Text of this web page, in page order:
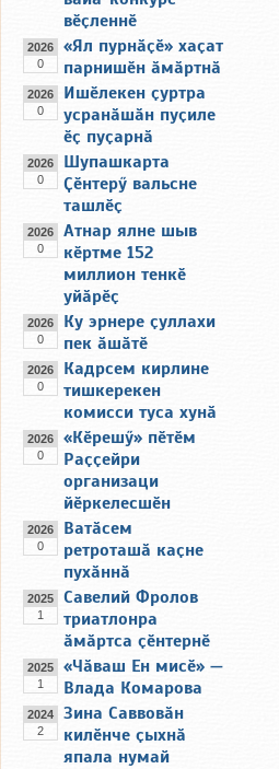
вӗҫленнӗ
2026
0
«Ял пурнӑҫӗ» хаҫат
парнишӗн ӑмӑртнӑ
2026
0
Ишӗлекен ҫуртра
усранӑшӑн пуҫиле
ӗҫ пуҫарнӑ
2026
0
Шупашкарта
Ҫӗнтерӳ вальсне
ташлӗҫ
2026
0
Атнар ялне шыв
кӗртме 152
миллион тенкӗ
уйӑрӗҫ
2026
0
Ку эрнере ҫуллахи
пек ӑшӑтӗ
2026
0
Кадрсем кирлине
тишкерекен
комисси туса хунӑ
2026
0
«Кӗрешӳ» пӗтӗм
Раҫҫейри
организаци
йӗркелесшӗн
2026
0
Ватӑсем
ретроташӑ каҫне
пухӑннӑ
2025
1
Савелий Фролов
триатлонра
ӑмӑртса ҫӗнтернӗ
2025
1
«Чӑваш Ен мисӗ» —
Влада Комарова
2024
2
Зина Саввовӑн
килӗнче ҫыхнӑ
япала нумай